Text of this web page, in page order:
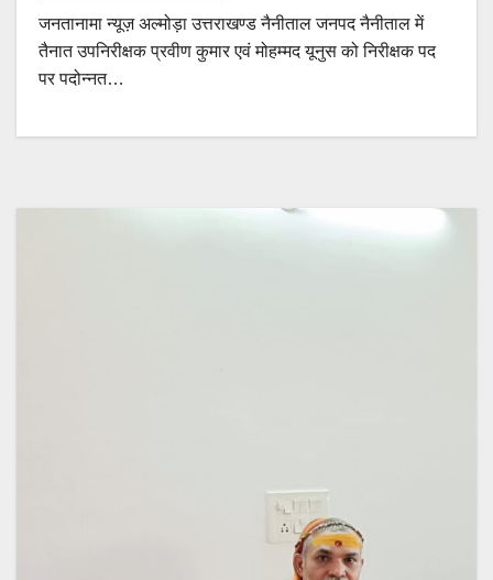
जनतानामा न्यूज़ अल्मोड़ा उत्तराखण्ड नैनीताल जनपद नैनीताल में
तैनात उपनिरीक्षक प्रवीण कुमार एवं मोहम्मद यूनुस को निरीक्षक पद
पर पदोन्नत…